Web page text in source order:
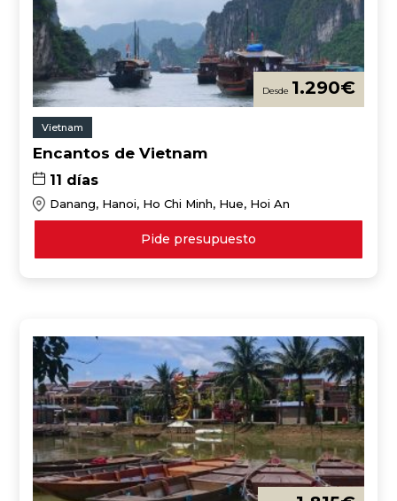
1.290€
Vietnam
Encantos de Vietnam
11 días
Danang, Hanoi, Ho Chi Minh, Hue, Hoi An
Pide presupuesto